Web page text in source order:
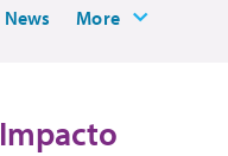
News More